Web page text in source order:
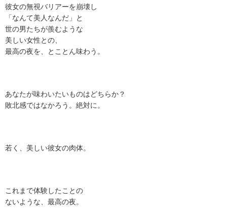
彼女の無視バリアーを崩壊し
「なんて美人なんだ」と
世の男たちが羨むような
美しい女性との、
最高の夜を、とことん味わう。
あなたが味わいたいものはどちらか？
敗北感ではなかろう。絶対に。
若く、美しい彼女の肉体。
これまで体験したことの
ないような、最高の夜。